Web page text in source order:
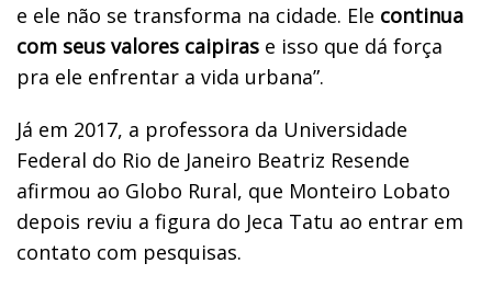
e ele não se transforma na cidade. Ele continua
com seus valores caipiras e isso que dá força
pra ele enfrentar a vida urbana”.
Já em 2017, a professora da Universidade
Federal do Rio de Janeiro Beatriz Resende
afirmou ao Globo Rural, que Monteiro Lobato
depois reviu a figura do Jeca Tatu ao entrar em
contato com pesquisas.